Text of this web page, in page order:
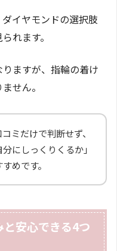
イヤモンドの選択肢
れます。
ますが、指輪の着け
せん。
ミだけで判断せず、
にしっくりくるか」
めです。
安心できる4つ